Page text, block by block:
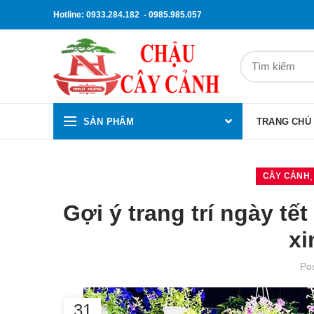
Hotline: 0933.284.182 - 0985.985.057
SẢN PHẨM TRANG CHỦ
CÂY CẢNH
Gợi ý trang trí ngày
31